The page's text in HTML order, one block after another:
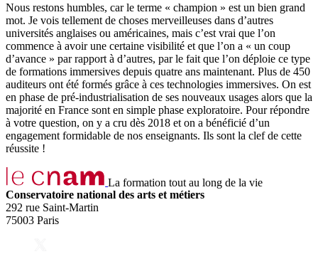
Nous restons humbles, car le terme « champion » est un bien grand
mot. Je vois tellement de choses merveilleuses dans d’autres
universités anglaises ou américaines, mais c’est vrai que l’on
commence à avoir une certaine visibilité et que l’on a « un coup
d’avance » par rapport à d’autres, par le fait que l’on déploie ce type
de formations immersives depuis quatre ans maintenant. Plus de 450
auditeurs ont été formés grâce à ces technologies immersives. On est
en phase de pré-industrialisation de ses nouveaux usages alors que la
majorité en France sont en simple phase exploratoire. Pour répondre
à votre question, on y a cru dès 2018 et on a bénéficié d’un
engagement formidable de nos enseignants. Ils sont la clef de cette
réussite !
La formation tout au long de la vie
Conservatoire national des arts et métiers
292 rue Saint-Martin
75003 Paris